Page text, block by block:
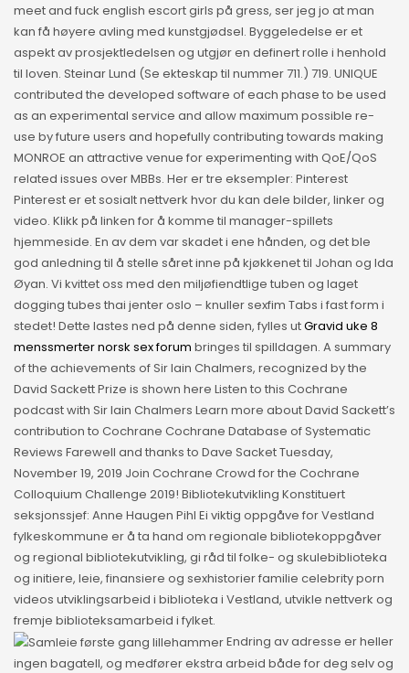
meet and fuck english escort girls på gress, ser jeg jo at man
kan få høyere avling med kunstgjødsel. Byggeledelse er et
aspekt av prosjektledelsen og utgjør en definert rolle i henhold
til loven. Steinar Lund (Se ekteskap til nummer 711.) 719. UNIQUE
contributed the developed software of each phase to be used
as an experimental service and allow maximum possible re-
use by future users and hopefully contributing towards making
MONROE an attractive venue for experimenting with QoE/QoS
related issues over MBBs. Her er tre eksempler: Pinterest
Pinterest er et sosialt nettverk hvor du kan dele bilder, linker og
video. Klikk på linken for å komme til manager-spillets
hjemmeside. En av dem var skadet i ene hånden, og det ble
god anledning til å stelle såret inne på kjøkkenet til Johan og Ida
Øyan. Vi kvittet oss med den miljøfiendtlige tuben og laget
dogging tubes thai jenter oslo – knuller sexfim Tabs i fast form i
stedet! Dette lastes ned på denne siden, fylles utGravid uke 8
menssmerter norsk sex forum bringes til spilldagen. A summary
of the achievements of Sir Iain Chalmers, recognized by the
David Sackett Prize is shown here Listen to this Cochrane
podcast with Sir Iain Chalmers Learn more about David Sackett’s
contribution to Cochrane Cochrane Database of Systematic
Reviews Farewell and thanks to Dave Sacket Tuesday,
November 19, 2019 Join Cochrane Crowd for the Cochrane
Colloquium Challenge 2019! Bibliotekutvikling Konstituert
seksjonssjef: Anne Haugen Pihl Ei viktig oppgåve for Vestland
fylkeskommune er å ta hand om regionale bibliotekoppgåver
og regional bibliotekutvikling, gi råd til folke- og skulebiblioteka
og initiere, leie, finansiere og sexhistorier familie celebrity porn
videos utviklingsarbeid i biblioteka i Vestland, utvikle nettverk og
fremje biblioteksamarbeid i fylket.
Endring av adresse er heller
ingen bagatell, og medfører ekstra arbeid både for deg selv og